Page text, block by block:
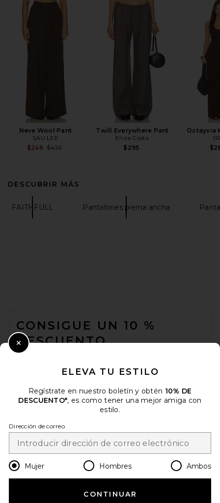
Neve Wool Pant
SAU LEE
$246 Previous price:
$410
Twill Everywhere Pant
Enza Costa
$295
Octayvia
DESCUBRIR MÁS
FAITHFULL Pantalones pierna ancha
CONSIGUE UN 10 %
DESCUENTO
electrónico. Puede retirarse en cualquier momento.
Email Address
Change Country Regions
es USD
¡AYÚDANOS A MEJORAR!
ELEVA TU ESTILO
Regístrate en nuestro boletín y obtén 10% DE
DESCUENTO*, es como tener una mejor amiga con
estilo.
Dirección de correo
Mujer Hombres Ambos
CONTINUAR
Close Modal